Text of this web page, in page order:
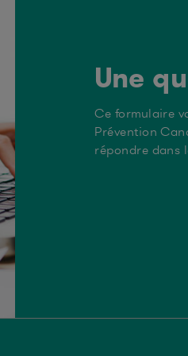
induced
mechanisms in the
occupational exposure to
Immunotoxicity of
risques liés à la présence de
Une
Ce formulaire
Prévention
répondre dans